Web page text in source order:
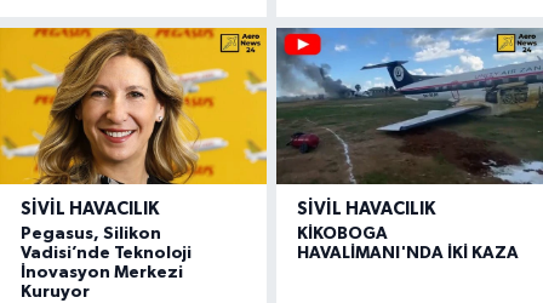
SIVIL HAVACILIK
Pegasus, Silikon
Vadisi’nde Teknoloji
İnovasyon Merkezi
Kuruyor
SIVIL HAVACILIK
KİKOBOGA
HAVALİMANI'NDA İKİ KAZA